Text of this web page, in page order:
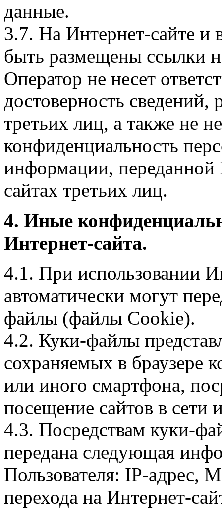
данные.
3.7. На Интернет-сайте
быть размещены ссылки
Оператор не несет
достоверность
третьих лиц, а также не
конфиденциальность
информации, переданной
сайтах третьих лиц.
4. Иные
Интернет-сайта.
4.1. При использовании
автоматически могут
файлы (файлы Cookie).
4.2. Куки-файлы
сохраняемых в браузере
или иного смартфона,
посещение сайтов в сети
4.3. Посредствам куки-
передана следующая
Пользователя: IP-адрес,
перехода на Интернет-